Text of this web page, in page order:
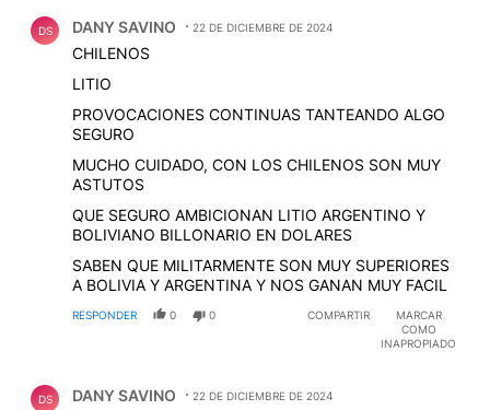
DS DANY SAVINO 22 DE DICIEMBRE DE 2024
CHILENOS
LITIO
PROVOCACIONES CONTINUAS TANTEANDO ALGO
SEGURO
MUCHO CUIDADO, CON LOS CHILENOS SON MUY
ASTUTOS
QUE SEGURO AMBICIONAN LITIO ARGENTINO Y
BOLIVIANO BILLONARIO EN DOLARES
SABEN QUE MILITARMENTE SON MUY SUPERIORES
A BOLIVIA Y ARGENTINA Y NOS GANAN MUY FACIL
RESPONDER 0 0 COMPARTIR
MARCAR
COMO
INAPROPIADO
DS DANY SAVINO 22 DE DICIEMBRE DE 2024